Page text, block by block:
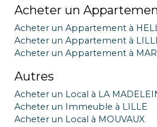
Acheter un
Acheter un Appartement à
Acheter un Appartement à
Acheter un Appartement à
Autres
Acheter un Local à LA
Acheter un Immeuble à LILLE
Acheter un Local à MOUVAUX